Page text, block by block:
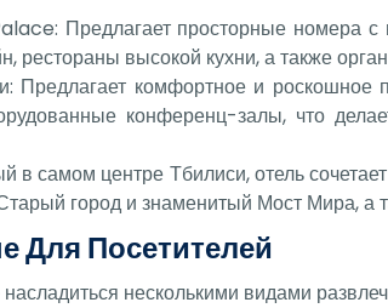
Предлагает просторные номера с
рестораны высокой кухни, а также
Предлагает комфортное и
конференц-залы, что
самом центре Тбилиси, отель
город и знаменитый Мост Мира, а
Для Посетителей
несколькими видами